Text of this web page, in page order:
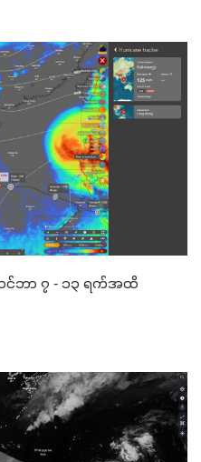
င်ဘာ ၇ - ၁၃ ရက်အထိ